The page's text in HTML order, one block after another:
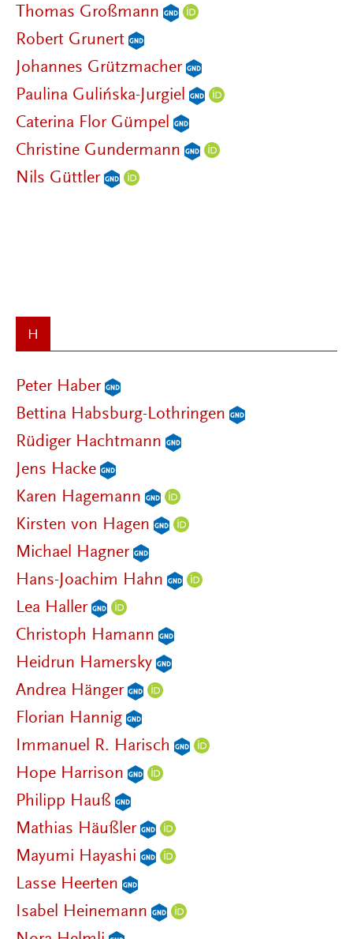
Thomas Großmann
Robert Grunert
Johannes Grützmacher
Paulina Gulińska-Jurgiel
Caterina Flor Gümpel
Christine Gundermann
Nils Güttler
H
Peter Haber
Bettina Habsburg-Lothringen
Rüdiger Hachtmann
Jens Hacke
Karen Hagemann
Kirsten von Hagen
Michael Hagner
Hans-Joachim Hahn
Lea Haller
Christoph Hamann
Heidrun Hamersky
Andrea Hänger
Florian Hannig
Immanuel R. Harisch
Hope Harrison
Philipp Hauß
Mathias Häußler
Mayumi Hayashi
Lasse Heerten
Isabel Heinemann